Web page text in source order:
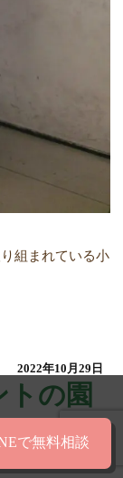
組まれている小
2022年10月29日
の園
で無料相談